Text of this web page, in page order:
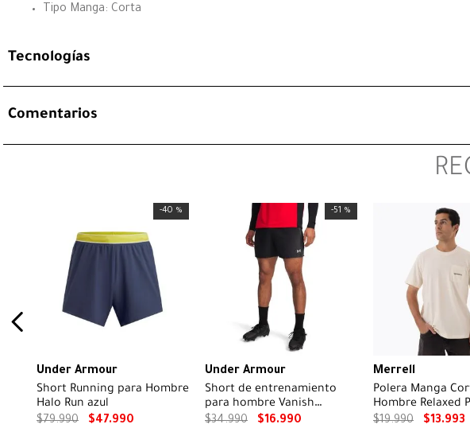
Tipo Manga: Corta
Tecnologías
Comentarios
-40 %
Under Armour
Short Running para Hombre
Halo Run azul
$79.990 $47.990
-51 %
Under Armour
Short de entrenamiento
para hombre Vanish
Graphic negro
$34.990 $16.990
Merrell
Polera Manga
Hombre Relaxed
Beige Merrell
$19.990 $13.993